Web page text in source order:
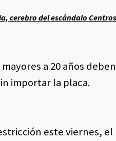
cerebro del escándalo
a 20 años
importar la placa.
este viernes,